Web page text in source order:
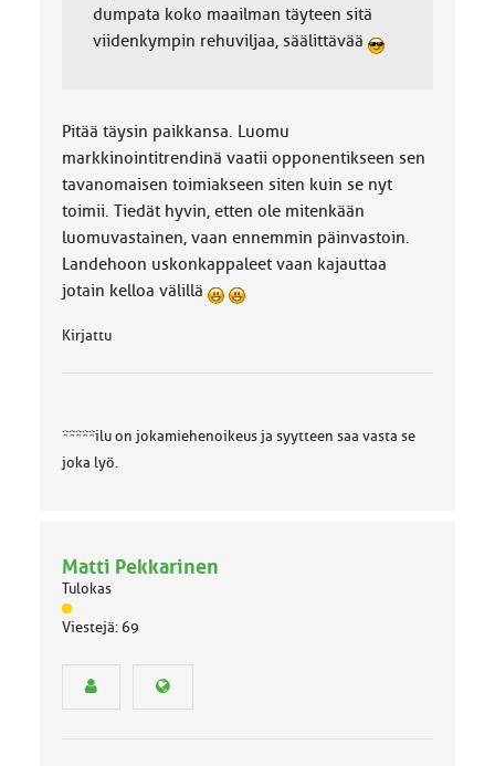
dumpata koko maailman täyteen sitä
viidenkympin rehuviljaa, säälittävää
Pitää täysin paikkansa. Luomu
markkinointitrendinä vaatii opponentikseen sen
tavanomaisen toimiakseen siten kuin se nyt
toimii. Tiedät hyvin, etten ole mitenkään
luomuvastainen, vaan ennemmin päinvastoin.
Landehoon uskonkappaleet vaan kajauttaa
jotain kelloa välillä
Kirjattu
*****ilu on jokamiehenoikeus ja syytteen saa vasta se
joka lyö.
Matti Pekkarinen
Tulokas
J
ä
Viestejä: 69